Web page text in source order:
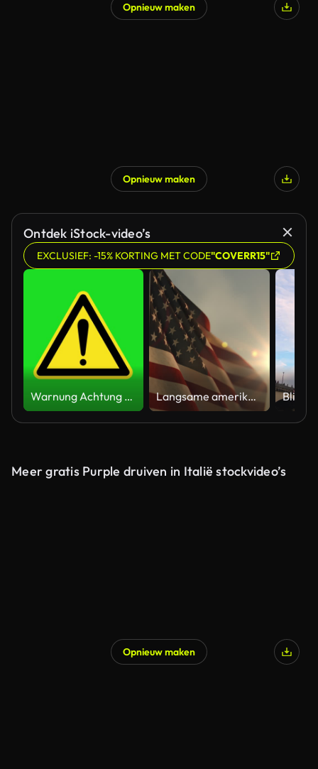
Opnieuw maken
Opnieuw maken
Ontdek iStock-video’s
EXCLUSIEF: -15% KORTING MET CODE"COVERR15"
Warnung Achtung gelb gefahrenmeldung Straßenschild 4k grüner Bildschirm Vorsicht Animation Langsame amerikanische Flagge bei Sonnenuntergang während des Memorial Day in den Vereinigten Staaten
Meer gratis Purple druiven in Italië stockvideo’s
Opnieuw maken